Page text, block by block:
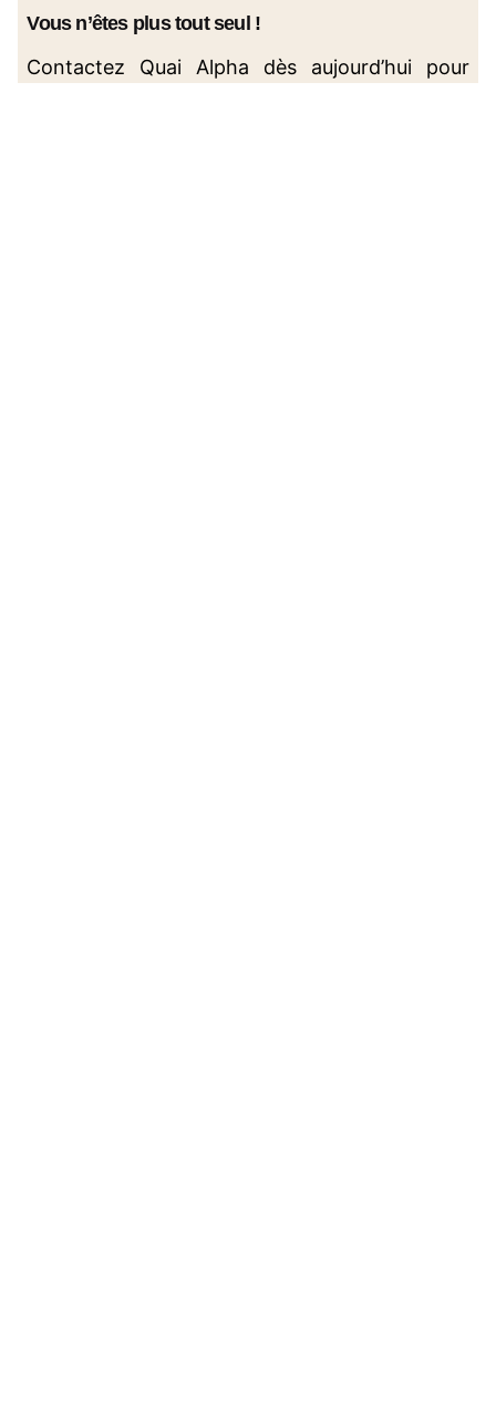
Vous n’êtes plus tout seul !
Contactez Quai Alpha dès aujourd’hui pour